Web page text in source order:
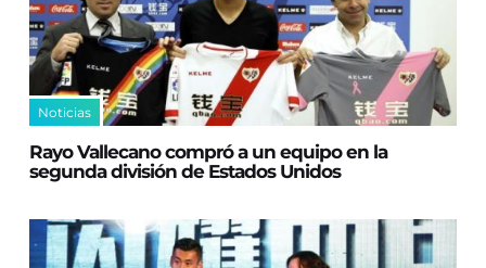
Noticias
Rayo Vallecano compró a un equipo en la
segunda división de Estados Unidos